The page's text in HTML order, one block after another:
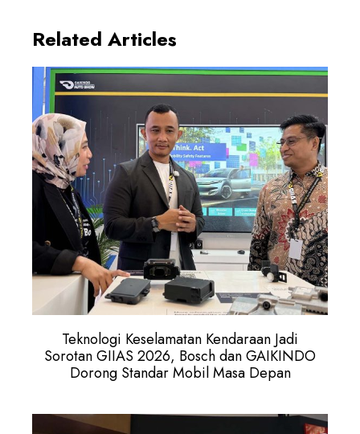
Related Articles
Teknologi Keselamatan Kendaraan Jadi
Sorotan GIIAS 2026, Bosch dan GAIKINDO
Dorong Standar Mobil Masa Depan